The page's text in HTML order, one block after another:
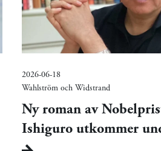
2026-06-18
Wahlström och Widstrand
Ny roman av
Ishiguro utkommer